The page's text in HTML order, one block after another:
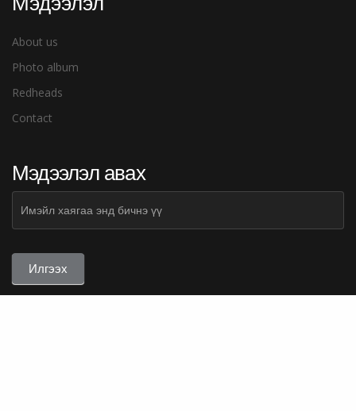
About us
Photo album
Redheads
Contact
Мэдээлэл авах
Илгээх